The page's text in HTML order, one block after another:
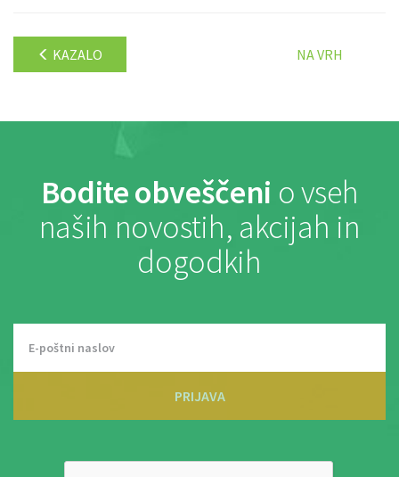
KAZALO NA VRH
Bodite obveščeni o vseh
naših novostih, akcijah in
dogodkih
PRIJAVA